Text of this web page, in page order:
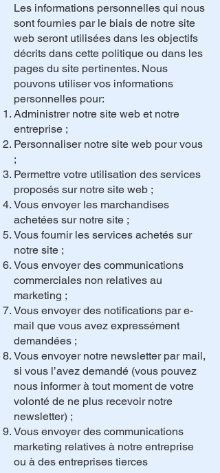
Les informations personnelles qui nous
sont fournies par le biais de notre site
web seront utilisées dans les objectifs
décrits dans cette politique ou dans les
pages du site pertinentes. Nous
pouvons utiliser vos informations
personnelles pour:
Administrer notre site web et notre
entreprise ;
Personnaliser notre site web pour vous
;
Permettre votre utilisation des services
proposés sur notre site web ;
Vous envoyer les marchandises
achetées sur notre site ;
Vous fournir les services achetés sur
notre site ;
Vous envoyer des communications
commerciales non relatives au
marketing ;
Vous envoyer des notifications par e-
mail que vous avez expressément
demandées ;
Vous envoyer notre newsletter par mail,
si vous l’avez demandé (vous pouvez
nous informer à tout moment de votre
volonté de ne plus recevoir notre
newsletter) ;
Vous envoyer des communications
marketing relatives à notre entreprise
ou à des entreprises tierces